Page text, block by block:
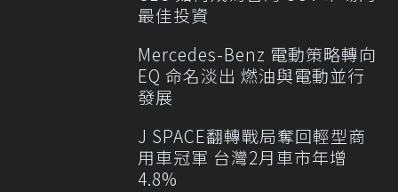
最佳投資
Mercedes-Benz 電動策略轉向
EQ 命名淡出 燃油與電動並行
發展
J SPACE翻轉戰局奪回輕型商
用車冠軍 台灣2月車市年增
4.8%